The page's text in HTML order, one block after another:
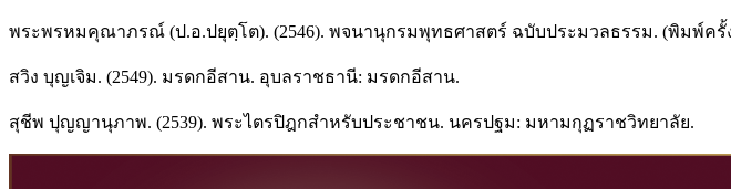
พระพรหมคุณาภรณ์ (ป.อ.ปยุตฺโต). (2546). พจนานุกรมพุทธศาสตร์ ฉบับประมวลธรรม. (พิมพ์ครั้ง
สวิง บุญเจิม. (2549). มรดกอีสาน. อุบลราชธานี: มรดกอีสาน.
สุชีพ ปุญญานุภาพ. (2539). พระไตรปิฎกสำหรับประชาชน. นครปฐม: มหามกุฏราชวิทยาลัย.